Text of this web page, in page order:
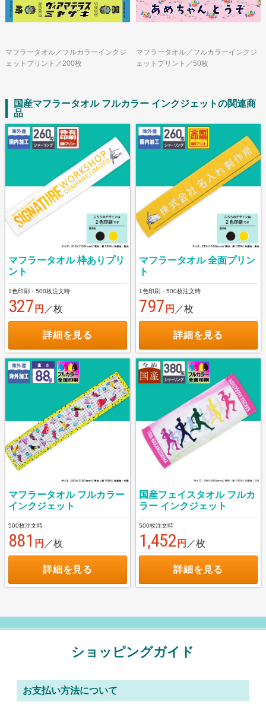
マフラータオル／フルカラーインクジ
ェットプリント／200枚
マフラータオル／フルカラーインクジ
ェットプリント／50枚
国産マフラータオル フルカラー インクジェットの関連商
品
マフラータオル 枠ありプリ
ント
1色印刷・500枚注文時
327 円 ／枚
詳細を見る
マフラータオル 全面プリン
ト
1色印刷・500枚注文時
797 円 ／枚
詳細を見る
マフラータオル フルカラー
インクジェット
500枚注文時
881 円 ／枚
詳細を見る
国産フェイスタオル フルカ
ラー インクジェット
500枚注文時
1,452 円 ／枚
詳細を見る
ショッピングガイド
お支払い方法について